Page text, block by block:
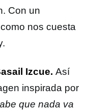
Con un
nos cuesta
Izcue. Así
inspirada por
que nada va